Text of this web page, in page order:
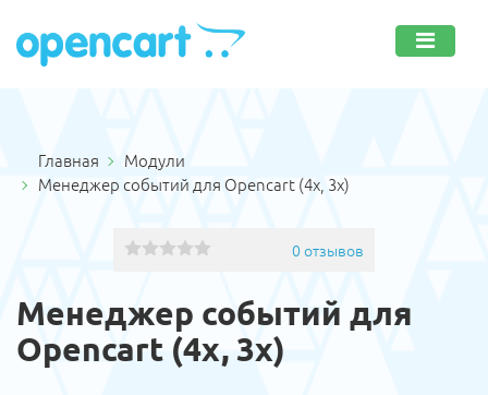
Главная
Модули
Менеджер событий для Opencart (4x, 3x)
Менеджер событий для
Opencart (4x, 3x)
0 отзывов